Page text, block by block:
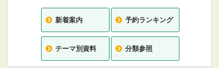
新着案内 予約ランキング
テーマ別資料 分類参照